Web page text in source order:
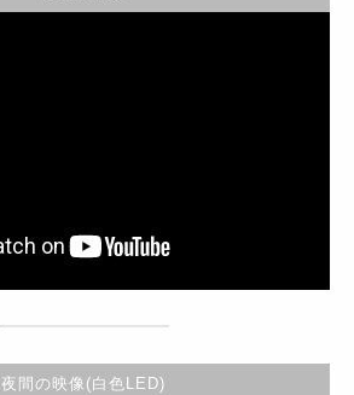
夜間の映像(白色LED)